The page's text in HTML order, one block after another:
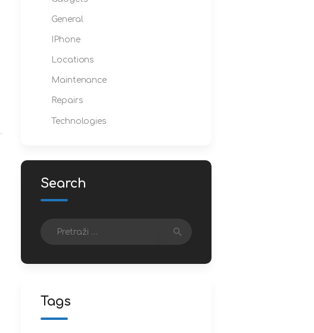
General
IPhone
Locations
Maintenance
Repairs
Technologies
Search
Tags